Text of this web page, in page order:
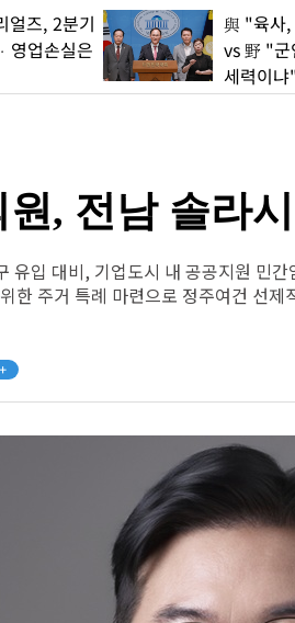
얼즈, 2분기
영업손실은
與 "육사,
vs 野 "군
세력이냐"
, 전남 솔라
유입 대비, 기업도시 내 공공지원 민간
한 주거 특례 마련으로 정주여건 선제